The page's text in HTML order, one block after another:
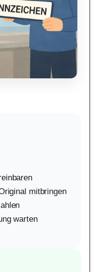
mitbringen
warten